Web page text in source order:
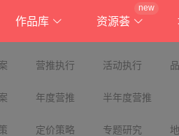
作品库 资源荟
new
营推执行 活动执行
年度营推 半年度营推
定价策略 专题研究